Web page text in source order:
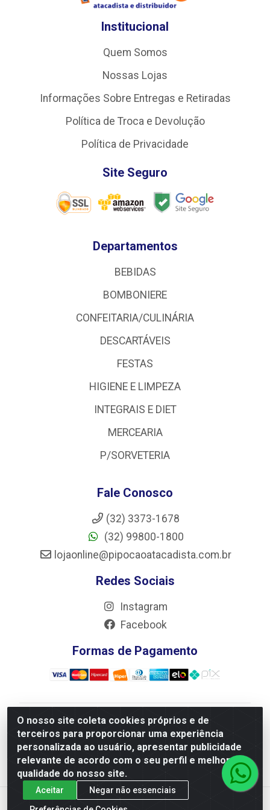
O nosso site coleta cookies próprios e de
terceiros para proporcionar uma experiência
personalizada ao usuário, apresentar publicidade
relevante de acordo com o seu perfil e melhorar a
qualidade do nosso site.
Aceitar
Negar não essenciais
Institucional
Quem Somos
Nossas Lojas
Informações Sobre Entregas e Retiradas
Política de Troca e Devolução
Política de Privacidade
Site Seguro
Departamentos
BEBIDAS
BOMBONIERE
CONFEITARIA/CULINÁRIA
DESCARTÁVEIS
FESTAS
HIGIENE E LIMPEZA
INTEGRAIS E DIET
MERCEARIA
P/SORVETERIA
Fale Conosco
(32) 3373-1678
(32) 99800-1800
lojaonline@pipocaoatacadista.com.br
Redes Sociais
Instagram
Facebook
Formas de Pagamento
JRS Distribuição e Logística LTDA - Rua Antônio do
Sacramento Torga 70, Vila Nossa Senhora de Fatima -
São João Del Rei/MG - CEP 36305-334 - CNPJ
66.194.085/0001-02